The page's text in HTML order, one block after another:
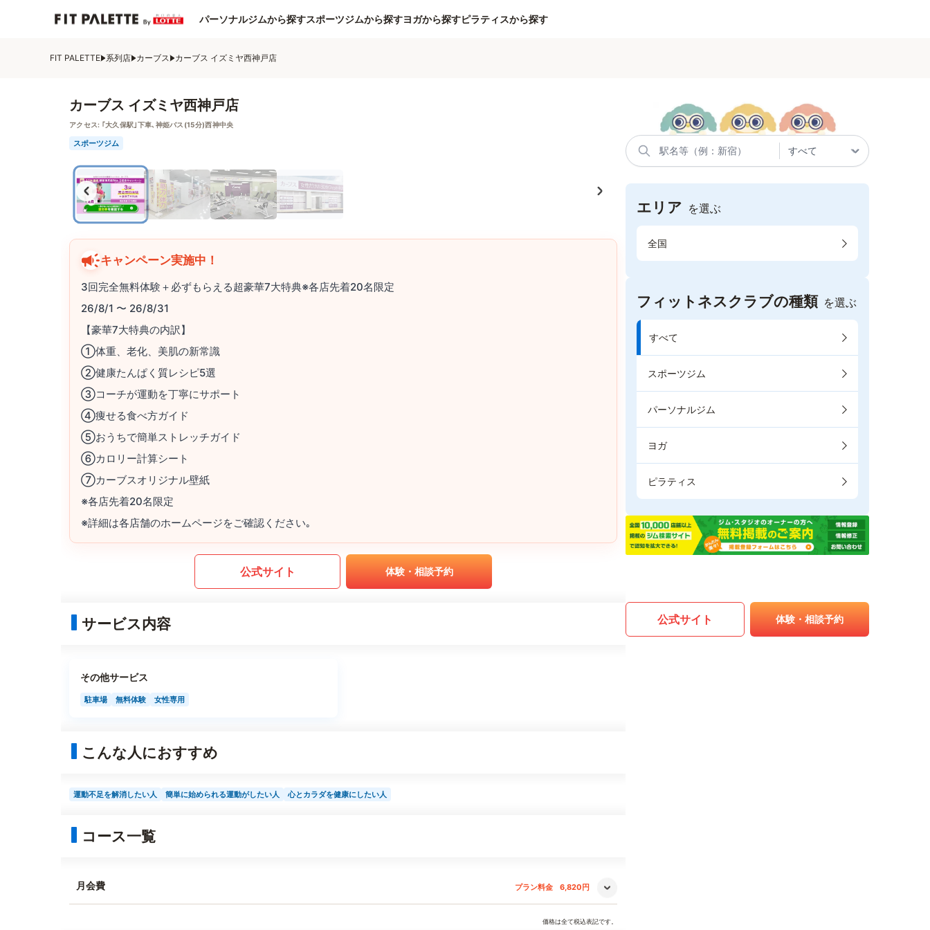
パーソナルジムから探すスポーツジムから探すヨガから探すピラティスから探す
FIT PALETTE 系列店 カーブス カーブス イズミヤ西神戸店
カーブス イズミヤ西神戸店
アクセス: ｢大久保駅｣下車､神姫バス(15分)西神中央
スポーツジム
キャンペーン実施中！
3回完全無料体験＋必ずもらえる超豪華7大特典※各店先着20名限定
26/8/1 〜 26/8/31
【豪華7大特典の内訳】
①体重、老化、美肌の新常識
②健康たんぱく質レシピ5選
③コーチが運動を丁寧にサポート
④痩せる食べ方ガイド
⑤おうちで簡単ストレッチガイド
⑥カロリー計算シート
⑦カーブスオリジナル壁紙
※各店先着20名限定
※詳細は各店舗のホームページをご確認ください｡
公式サイト 体験・相談予約
サービス内容
その他サービス
駐車場 無料体験 女性専用
こんな人におすすめ
運動不足を解消したい人 簡単に始められる運動がしたい人 心とカラダを健康にしたい人
コース一覧
月会費 プラン料金 6,820円
価格は全て税込表記です。
エリア を選ぶ
全国
フィットネスクラブの種類 を選ぶ
すべて
スポーツジム
パーソナルジム
ヨガ
ピラティス
公式サイト 体験・相談予約